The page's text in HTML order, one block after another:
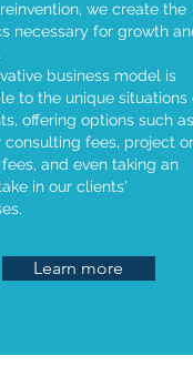
we create the
necessary for growth
business model is
to the unique situations
offering options such as
consulting fees, project or
and even taking an
in our clients'
Learn more